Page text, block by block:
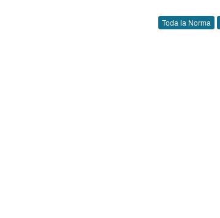
Toda la Norma